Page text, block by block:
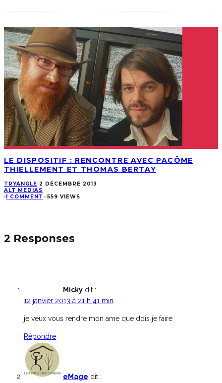
LE DISPOSITIF : RENCONTRE AVEC PACÔME
THIELLEMENT ET THOMAS BERTAY
TRYANGLE·2 DÉCEMBRE 2013
ALT MEDIAS
·1 COMMENT ··559 VIEWS
2 Responses
Micky dit :
12 janvier 2013 à 21 h 41 min
je veux vous rendre mon ame que dois je faire
Répondre
eMage dit :